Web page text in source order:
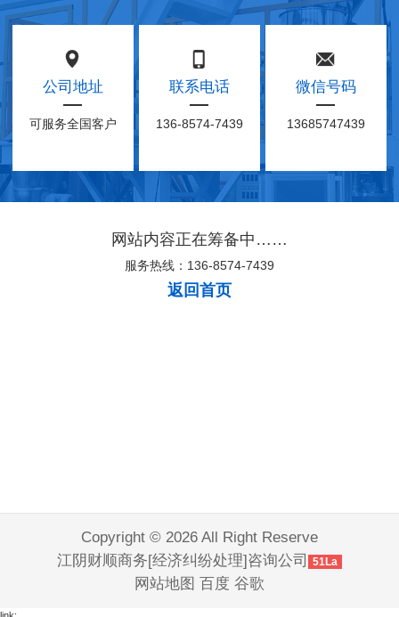
公司地址
可服务全国客户
联系电话
136-8574-7439
微信号码
13685747439
网站内容正在筹备中……
服务热线：136-8574-7439
返回首页
Copyright © 2026 All Right Reserve
江阴财顺商务[经济纠纷处理]咨询公司
51La
网站地图 百度 谷歌